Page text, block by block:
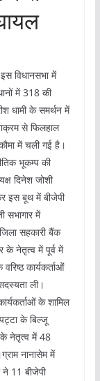
विधानसभा में
में 318 की
धामी के समर्थन में
से फिलहाल
में चली गई है।
भूकम्प की
दिनेश जोशी
इस बूथ में बीजेपी
सभागार में
सहकारी बैंक
के नेतृत्व में पूर्व में
कार्यकर्ताओं
ली।
के शामिल
के बिल्जू
के नेतृत्व में 48
नानासेम में
ने 11 बीजेपी